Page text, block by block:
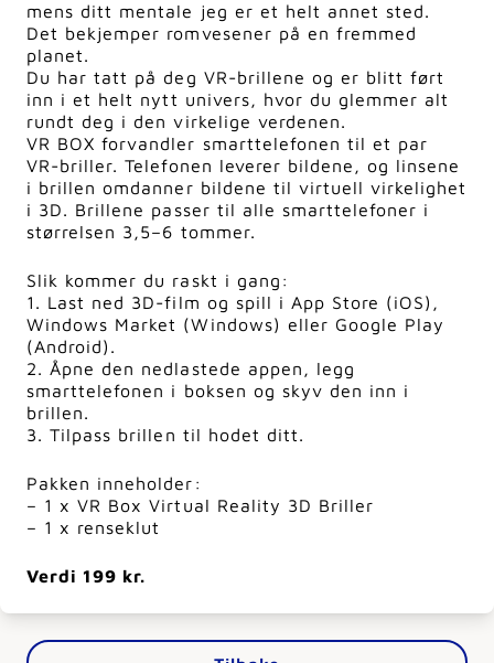
mens ditt mentale jeg er et helt annet sted.
Det bekjemper romvesener på en fremmed
planet.
Du har tatt på deg VR-brillene og er blitt ført
inn i et helt nytt univers, hvor du glemmer alt
rundt deg i den virkelige verdenen.
VR BOX forvandler smarttelefonen til et par
VR-briller. Telefonen leverer bildene, og linsene
i brillen omdanner bildene til virtuell virkelighet
i 3D. Brillene passer til alle smarttelefoner i
størrelsen 3,5–6 tommer.
Slik kommer du raskt i gang:
1. Last ned 3D-film og spill i App Store (iOS),
Windows Market (Windows) eller Google Play
(Android).
2. Åpne den nedlastede appen, legg
smarttelefonen i boksen og skyv den inn i
brillen.
3. Tilpass brillen til hodet ditt.
Pakken inneholder:
– 1 x VR Box Virtual Reality 3D Briller
– 1 x renseklut
Verdi 199 kr.